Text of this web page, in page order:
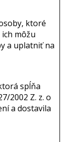
ktoré
môžu
a uplatniť na
spĺňa
2002 Z. z. o
a dostavila